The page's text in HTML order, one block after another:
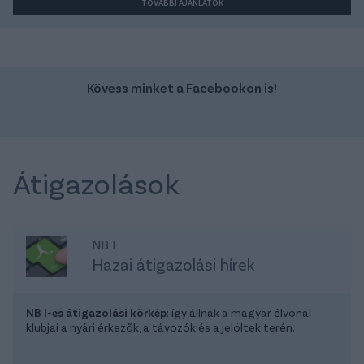
TOVÁBBI AJÁNLATOK
Kövess minket a Facebookon is!
Átigazolások
NB I
Hazai átigazolási hírek
NB I-es átigazolási körkép: így állnak a magyar élvonal
klubjai a nyári érkezők, a távozók és a jelöltek terén.